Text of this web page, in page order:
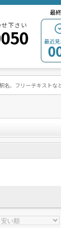
最
下さい
最近